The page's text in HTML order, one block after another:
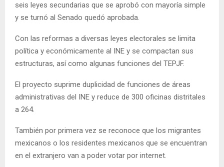
seis leyes secundarias que se aprobó con mayoría simple
y se turnó al Senado quedó aprobada.
Con las reformas a diversas leyes electorales se limita
política y económicamente al INE y se compactan sus
estructuras, así como algunas funciones del TEPJF.
El proyecto suprime duplicidad de funciones de áreas
administrativas del INE y reduce de 300 oficinas distritales
a 264.
También por primera vez se reconoce que los migrantes
mexicanos o los residentes mexicanos que se encuentran
en el extranjero van a poder votar por internet.